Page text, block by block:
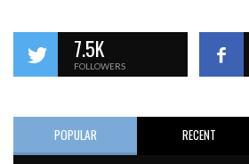
7.5K
FOLLOWERS
POPULAR RECENT